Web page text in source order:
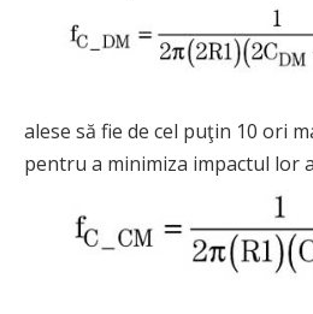
alese să fie de cel puţin 10 ori
pentru a minimiza impactul lor